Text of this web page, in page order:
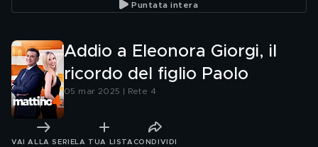
Puntata intera
Addio a Eleonora Giorgi, il
ricordo del figlio Paolo
05 mar 2025 | Rete 4
VAI ALLA SERIE LA TUA LISTA CONDIVIDI